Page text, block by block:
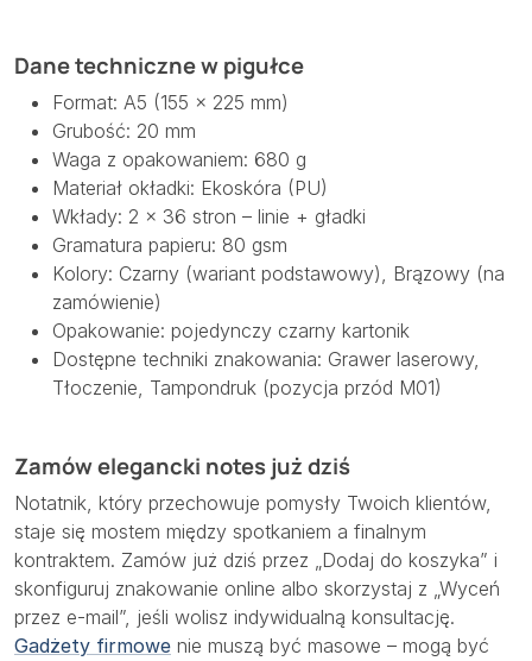
Dane techniczne w pigułce
Format: A5 (155 × 225 mm)
Grubość: 20 mm
Waga z opakowaniem: 680 g
Materiał okładki: Ekoskóra (PU)
Wkłady: 2 × 36 stron – linie + gładki
Gramatura papieru: 80 gsm
Kolory: Czarny (wariant podstawowy), Brązowy (na
zamówienie)
Opakowanie: pojedynczy czarny kartonik
Dostępne techniki znakowania: Grawer laserowy,
Tłoczenie, Tampondruk (pozycja przód M01)
Zamów elegancki notes już dziś
Notatnik, który przechowuje pomysły Twoich klientów,
staje się mostem między spotkaniem a finalnym
kontraktem. Zamów już dziś przez „Dodaj do koszyka” i
skonfiguruj znakowanie online albo skorzystaj z „Wyceń
przez e-mail”, jeśli wolisz indywidualną konsultację.
Gadżety firmowe nie muszą być masowe – mogą być